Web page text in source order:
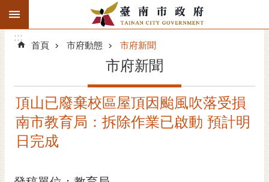
跳到主要內容區塊
搜
階
精彩府城
市府動態
:::
:::
首頁 市府動態 市府新聞
市府新聞
頂山已廢棄校區屋頂因颱風吹落受損
南市教育局：拆除作業已啟動 預計明
日完成